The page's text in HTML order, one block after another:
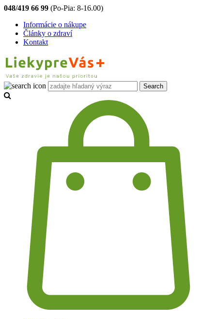
048/419 66 99 (Po-Pia: 8-16.00)
Informácie o nákupe
Články o zdraví
Kontakt